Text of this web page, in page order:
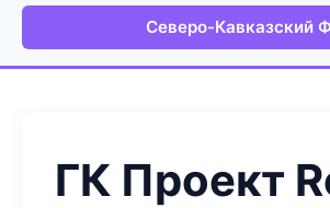
Северо-Кавказский
ГК Проект